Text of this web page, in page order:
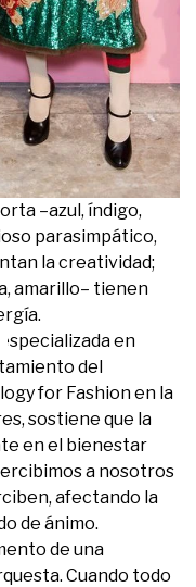
–azul, índigo,
parasimpático,
la creatividad;
amarillo– tienen
en
del
for Fashion en la
sostiene que la
en el bienestar
a nosotros
afectando la
de ánimo.
de una
Cuando todo